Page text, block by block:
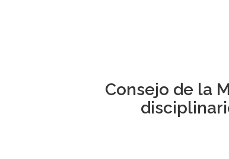
Consejo de la